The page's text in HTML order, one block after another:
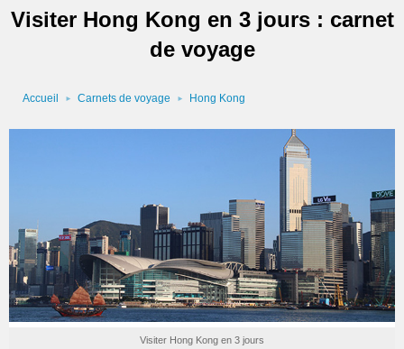
Visiter Hong Kong en 3 jours : carnet
de voyage
Accueil Carnets de voyage Hong Kong
Visiter Hong Kong en 3 jours